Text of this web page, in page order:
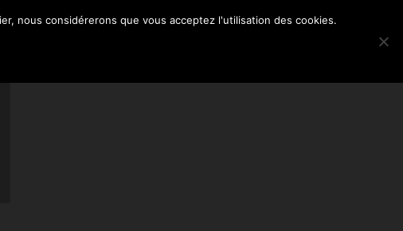
nous considérerons que vous acceptez l'utilisation des cookies.